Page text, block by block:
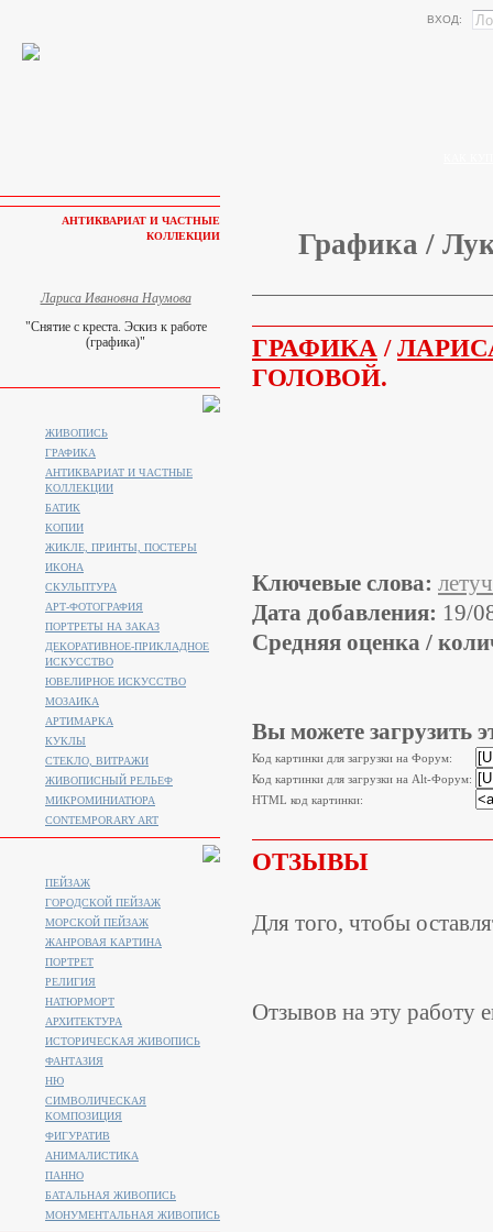
ВХОД:
Графика /
ГРАФИКА /
ГОЛОВОЙ.
Ключевые слова:
Дата добавления: 19/
Средняя оценка /
Вы можете загрузить
Код картинки для загрузки на Форум:
Код картинки для загрузки на Alt-Форум:
HTML код картинки:
ОТЗЫВЫ
Для того, чтобы
Отзывов на эту работу
АНТИКВАРИАТ И ЧАСТНЫЕ
КОЛЛЕКЦИИ
Лариса Ивановна Наумова
"Снятие с креста. Эскиз к работе
(графика)"
ЖИВОПИСЬ
ГРАФИКА
АНТИКВАРИАТ И ЧАСТНЫЕ
КОЛЛЕКЦИИ
БАТИК
КОПИИ
ЖИКЛЕ, ПРИНТЫ, ПОСТЕРЫ
ИКОНА
СКУЛЬПТУРА
АРТ-ФОТОГРАФИЯ
ПОРТРЕТЫ НА ЗАКАЗ
ДЕКОРАТИВНОЕ-ПРИКЛАДНОЕ
ИСКУССТВО
ЮВЕЛИРНОЕ ИСКУССТВО
МОЗАИКА
АРТИМАРКА
КУКЛЫ
СТЕКЛО, ВИТРАЖИ
ЖИВОПИСНЫЙ РЕЛЬЕФ
МИКРОМИНИАТЮРА
CONTEMPORARY ART
ПЕЙЗАЖ
ГОРОДСКОЙ ПЕЙЗАЖ
МОРСКОЙ ПЕЙЗАЖ
ЖАНРОВАЯ КАРТИНА
ПОРТРЕТ
РЕЛИГИЯ
НАТЮРМОРТ
АРХИТЕКТУРА
ИСТОРИЧЕСКАЯ ЖИВОПИСЬ
ФАНТАЗИЯ
НЮ
СИМВОЛИЧЕСКАЯ
КОМПОЗИЦИЯ
ФИГУРАТИВ
АНИМАЛИСТИКA
ПАННО
БАТАЛЬНАЯ ЖИВОПИСЬ
МОНУМЕНТАЛЬНАЯ ЖИВОПИСЬ